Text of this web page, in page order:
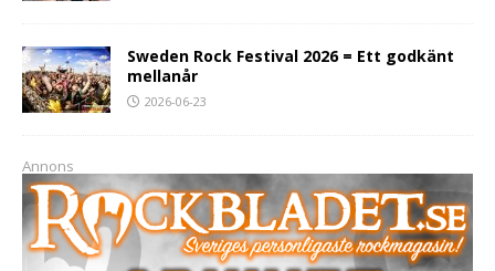
Sweden Rock Festival 2026 = Ett godkänt
mellanår
2026-06-23
Annons